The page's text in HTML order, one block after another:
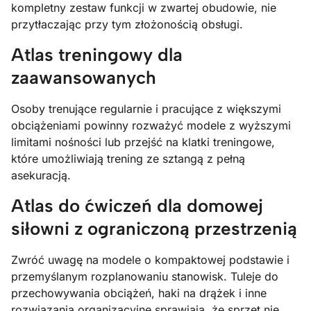
kompletny zestaw funkcji w zwartej obudowie, nie
przytłaczając przy tym złożonością obsługi.
Atlas treningowy dla
zaawansowanych
Osoby trenujące regularnie i pracujące z większymi
obciążeniami powinny rozważyć modele z wyższymi
limitami nośności lub przejść na klatki treningowe,
które umożliwiają trening ze sztangą z pełną
asekuracją.
Atlas do ćwiczeń dla domowej
siłowni z ograniczoną przestrzenią
Zwróć uwagę na modele o kompaktowej podstawie i
przemyślanym rozplanowaniu stanowisk. Tuleje do
przechowywania obciążeń, haki na drążek i inne